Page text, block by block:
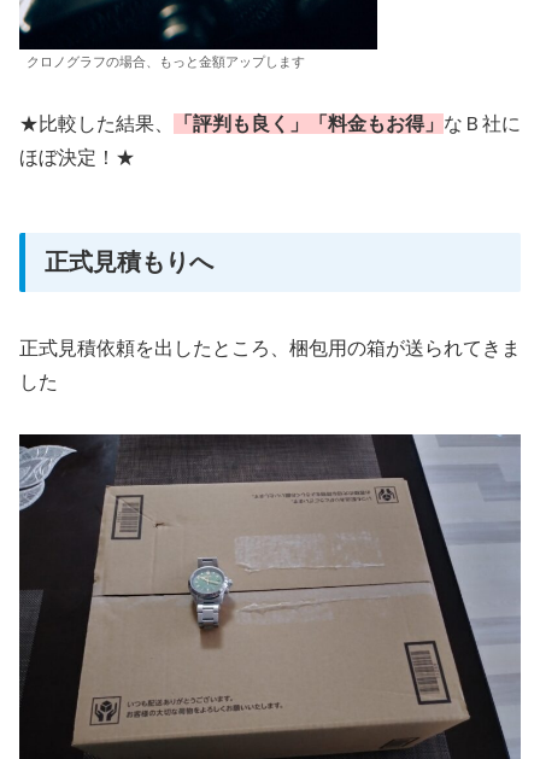
クロノグラフの場合、もっと金額アップします
★比較した結果、 「評判も良く」「料金もお得」 なＢ社に
ほぼ決定！★
正式見積もりへ
正式見積依頼を出したところ、梱包用の箱が送られてきま
した